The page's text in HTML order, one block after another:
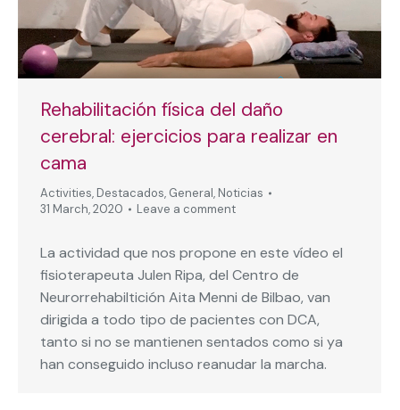
Rehabilitación física del daño
cerebral: ejercicios para realizar en
cama
Activities, Destacados, General, Noticias
31 March, 2020
Leave a comment
La actividad que nos propone en este vídeo el
fisioterapeuta Julen Ripa, del Centro de
Neurorrehabiltición Aita Menni de Bilbao, van
dirigida a todo tipo de pacientes con DCA,
tanto si no se mantienen sentados como si ya
han conseguido incluso reanudar la marcha.